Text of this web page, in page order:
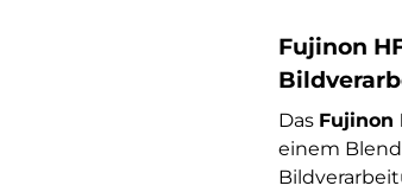
Fujinon
Das Fujinon
einem